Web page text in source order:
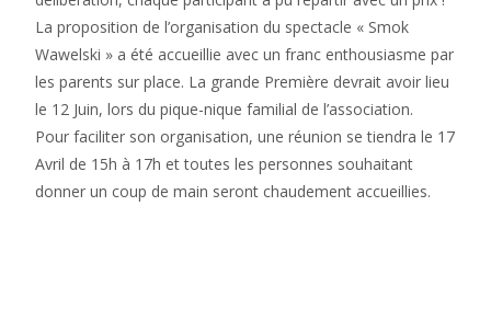
La proposition de l’organisation du spectacle « Smok
Wawelski » a été accueillie avec un franc enthousiasme par
les parents sur place. La grande Première devrait avoir lieu
le 12 Juin, lors du pique-nique familial de l’association.
Pour faciliter son organisation, une réunion se tiendra le 17
Avril de 15h à 17h et toutes les personnes souhaitant
donner un coup de main seront chaudement accueillies.